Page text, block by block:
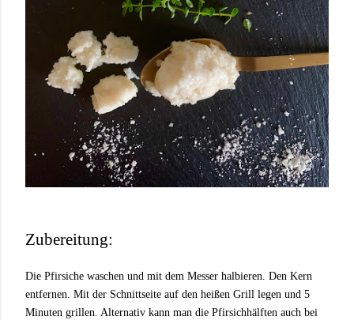
Zubereitung:
Die Pfirsiche waschen und mit dem Messer halbieren. Den Kern
entfernen. Mit der Schnittseite auf den heißen Grill legen und 5
Minuten grillen. Alternativ kann man die Pfirsichhälften auch bei